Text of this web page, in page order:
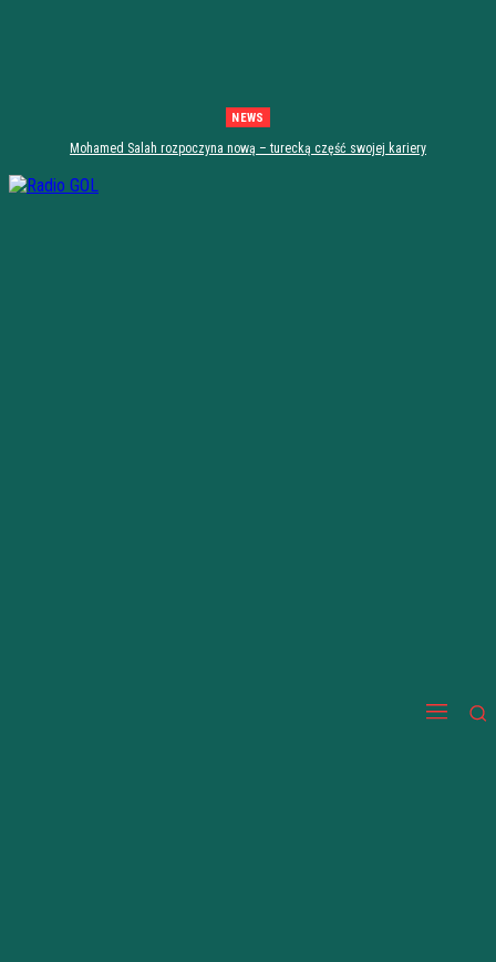
NEWS
Mohamed Salah rozpoczyna nową – turecką część swojej kariery